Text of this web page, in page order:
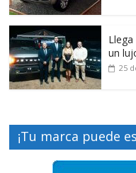
un
25
¡Tu marca puede